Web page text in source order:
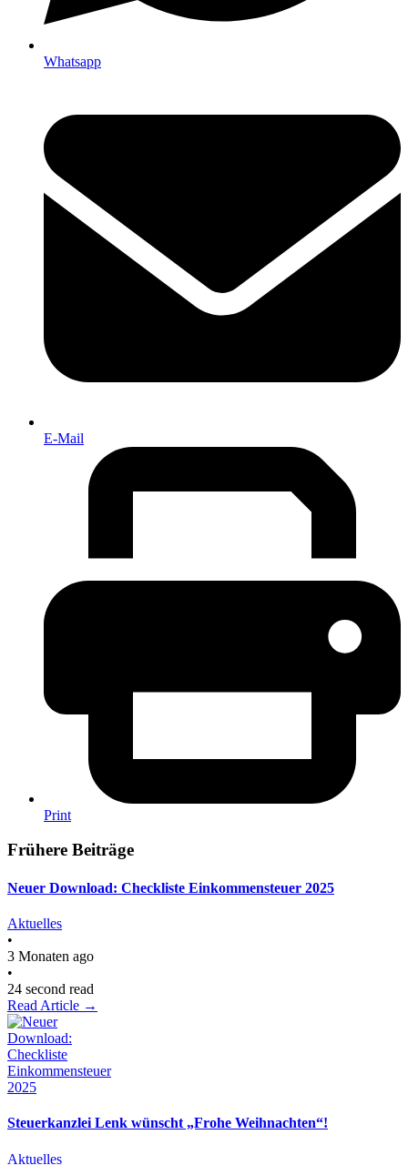
Whatsapp
E-Mail
Print
Frühere Beiträge
Neuer Download: Checkliste Einkommensteuer 2025
Aktuelles
•
3 Monaten ago
•
24 second read
Read Article →
Steuerkanzlei Lenk wünscht „Frohe Weihnachten“!
Aktuelles